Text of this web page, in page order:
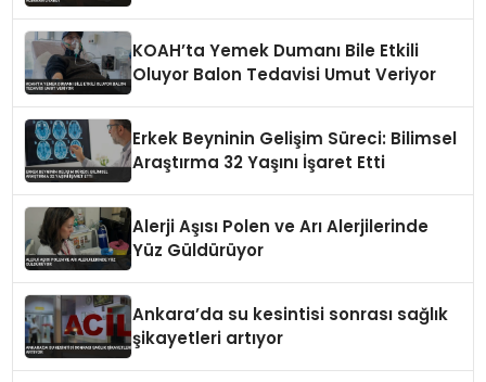
KOAH’ta Yemek Dumanı Bile Etkili
Oluyor Balon Tedavisi Umut Veriyor
Erkek Beyninin Gelişim Süreci: Bilimsel
Araştırma 32 Yaşını İşaret Etti
Alerji Aşısı Polen ve Arı Alerjilerinde
Yüz Güldürüyor
Ankara’da su kesintisi sonrası sağlık
şikayetleri artıyor